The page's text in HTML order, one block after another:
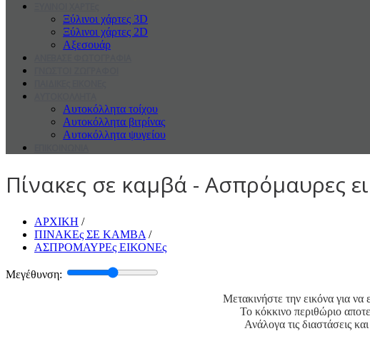
Ξύλινοι χάρτες 3D
Ξύλινοι χάρτες 2D
Αξεσουάρ
Αυτοκόλλητα τοίχου
Αυτοκόλλητα βιτρίνας
Αυτοκόλλητα ψυγείου
Πίνακες σε καμβά - Ασπρόμαυρες
ΑΡΧΙΚΗ /
ΠΙΝΑΚΕς ΣΕ ΚΑΜΒΑ /
ΑΣΠΡΟΜΑΥΡΕς ΕΙΚΟΝΕς
Μεγέθυνση:
Μετακινήστε την εικόνα για
Το κόκκινο περιθώριο
Ανάλογα τις διαστάσεις